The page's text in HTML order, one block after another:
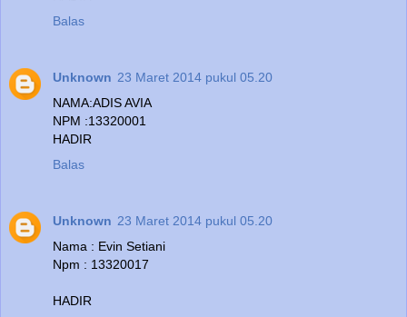
Balas
Unknown 23 Maret 2014 pukul 05.20
NAMA:ADIS AVIA
NPM :13320001
HADIR
Balas
Unknown 23 Maret 2014 pukul 05.20
Nama : Evin Setiani
Npm : 13320017
HADIR